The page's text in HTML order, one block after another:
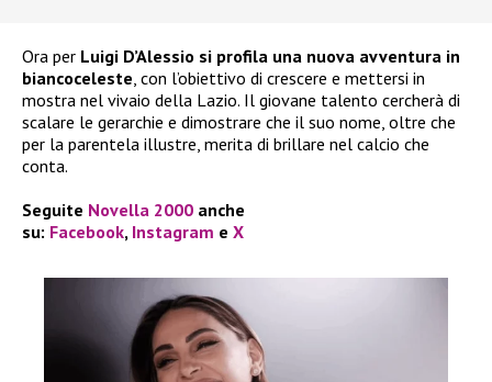
Ora per Luigi D’Alessio si profila una nuova avventura in
biancoceleste, con l’obiettivo di crescere e mettersi in
mostra nel vivaio della Lazio. Il giovane talento cercherà di
scalare le gerarchie e dimostrare che il suo nome, oltre che
per la parentela illustre, merita di brillare nel calcio che
conta.
Seguite Novella 2000 anche
su: Facebook, Instagram e X